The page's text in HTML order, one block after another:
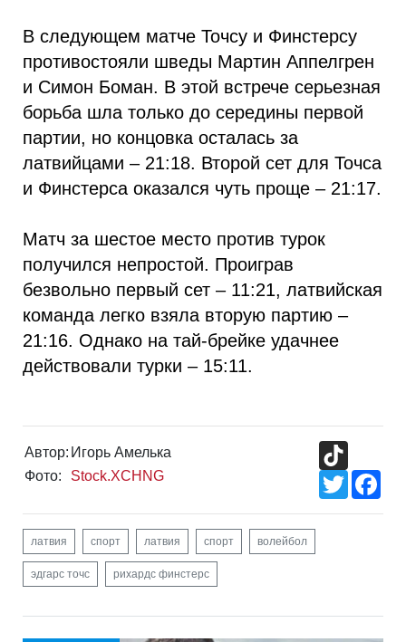
В следующем матче Точсу и Финстерсу
противостояли шведы Мартин Аппелгрен
и Симон Боман. В этой встрече серьезная
борьба шла только до середины первой
партии, но концовка осталась за
латвийцами – 21:18. Второй сет для Точса
и Финстерса оказался чуть проще – 21:17.
Матч за шестое место против турок
получился непростой. Проиграв
безвольно первый сет – 11:21, латвийская
команда легко взяла вторую партию –
21:16. Однако на тай-брейке удачнее
действовали турки – 15:11.
Автор: Игорь Амелька
Фото:
Stock.XCHNG
Twitter
латвия спорт латвия спорт волейбол
эдгарс точс рихардс финстерс